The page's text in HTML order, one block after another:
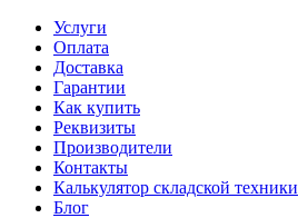
Услуги
Оплата
Доставка
Гарантии
Как купить
Реквизиты
Производители
Контакты
Калькулятор складской техники
Блог